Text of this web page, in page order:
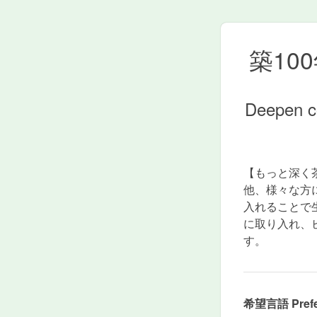
築
Deepen
【もっと深
他、様々な方
入れることで
に取り入れ、
す。
希望言語